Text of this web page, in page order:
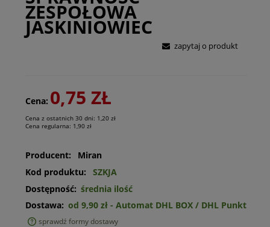
ZESPOŁOWA
JASKINIOWIEC
zapytaj o produkt
Cena: 0,75 ZŁ
Cena z ostatnich 30 dni: 1,20 zł
Cena regularna: 1,90 zł
Producent:
Miran
Kod produktu:
SZKJA
Dostępność: średnia ilość
Dostawa: od 9,90 zł - Automat DHL BOX / DHL Punkt
sprawdź formy dostawy